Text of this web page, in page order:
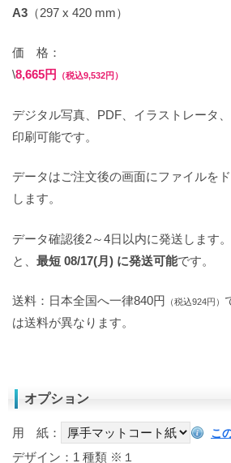
A3 （297 x 420 mm）
価 格：
\8,665円 （税込9,532円）
デジタル写真、PDF、イラストレータ
印刷可能です。
データはご注文後の画面にファイルを
します。
データ確認後2～4日以内に発送します
と、 最短 08/17(月) に発送可能です。
送料：日本全国へ一律840円 （税込924円）
は送料が異なります。
オプション
用 紙： こ
デザイン：1 種類 ※１